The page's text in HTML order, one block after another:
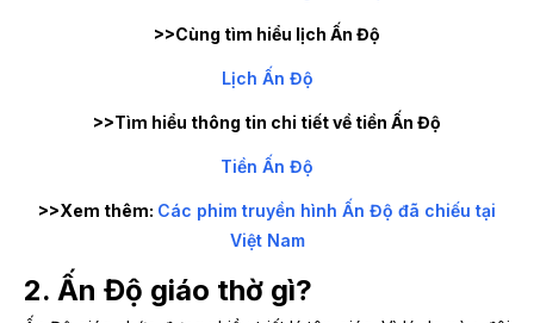
>>Cùng tìm hiểu lịch Ấn Độ
Lịch Ấn Độ
>>Tìm hiểu thông tin chi tiết về tiền Ấn Độ
Tiền Ấn Độ
>>Xem thêm: Các phim truyền hình Ấn Độ đã chiếu tại
Việt Nam
2. Ấn Độ giáo thờ gì?